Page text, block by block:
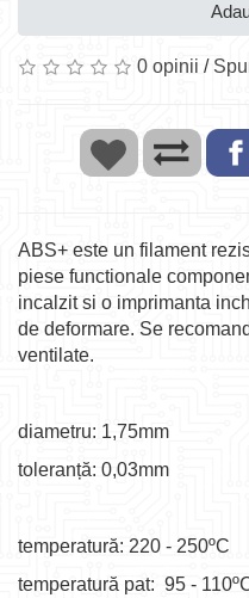
0 opinii /
ABS+ este un filament
piese functionale
incalzit si o imprimanta
de deformare. Se
ventilate.
diametru: 1,75mm
toleranță: 0,03mm
temperatură: 220 - 250ºC
temperatură pat: 95 -